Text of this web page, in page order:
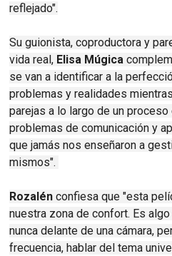
reflejado".
Su guionista, coproductora y
vida real, Elisa Múgica
se van a identificar a la
problemas y realidades
parejas a lo largo de un
problemas de comunicación y
que jamás nos enseñaron a
mismos".
Rozalénconfiesa que "esta
nuestra zona de confort. Es
nunca delante de una cámara,
frecuencia, hablar del tema